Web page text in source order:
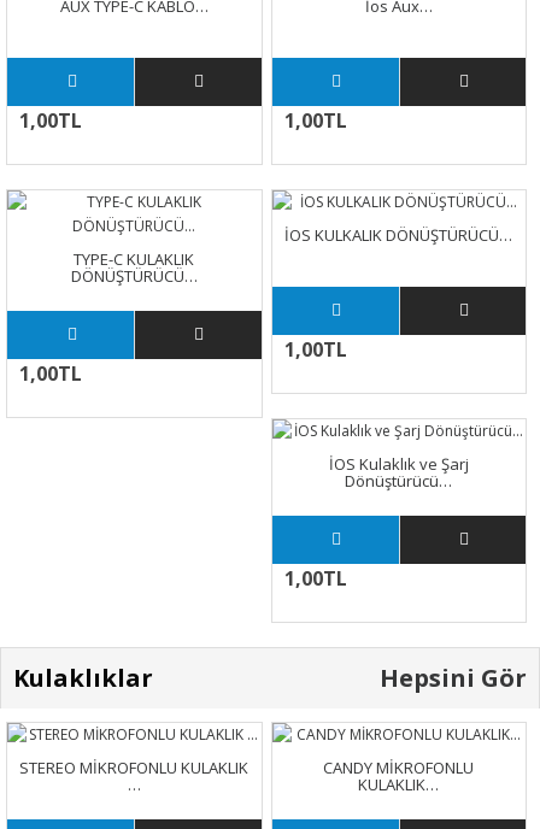
AUX TYPE-C KABLO…
1,00TL
İos Aux…
1,00TL
TYPE-C KULAKLIK
DÖNÜŞTÜRÜCÜ…
1,00TL
İOS KULKALIK DÖNÜŞTÜRÜCÜ…
1,00TL
İOS Kulaklık ve Şarj
Dönüştürücü…
1,00TL
Kulaklıklar Hepsini Gör
STEREO MİKROFONLU KULAKLIK
…
CANDY MİKROFONLU
KULAKLIK…